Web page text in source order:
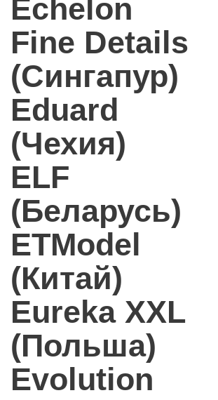
Echelon
Fine Details
(Сингапур)
Eduard
(Чехия)
ELF
(Беларусь)
ETModel
(Китай)
Eureka XXL
(Польша)
Evolution